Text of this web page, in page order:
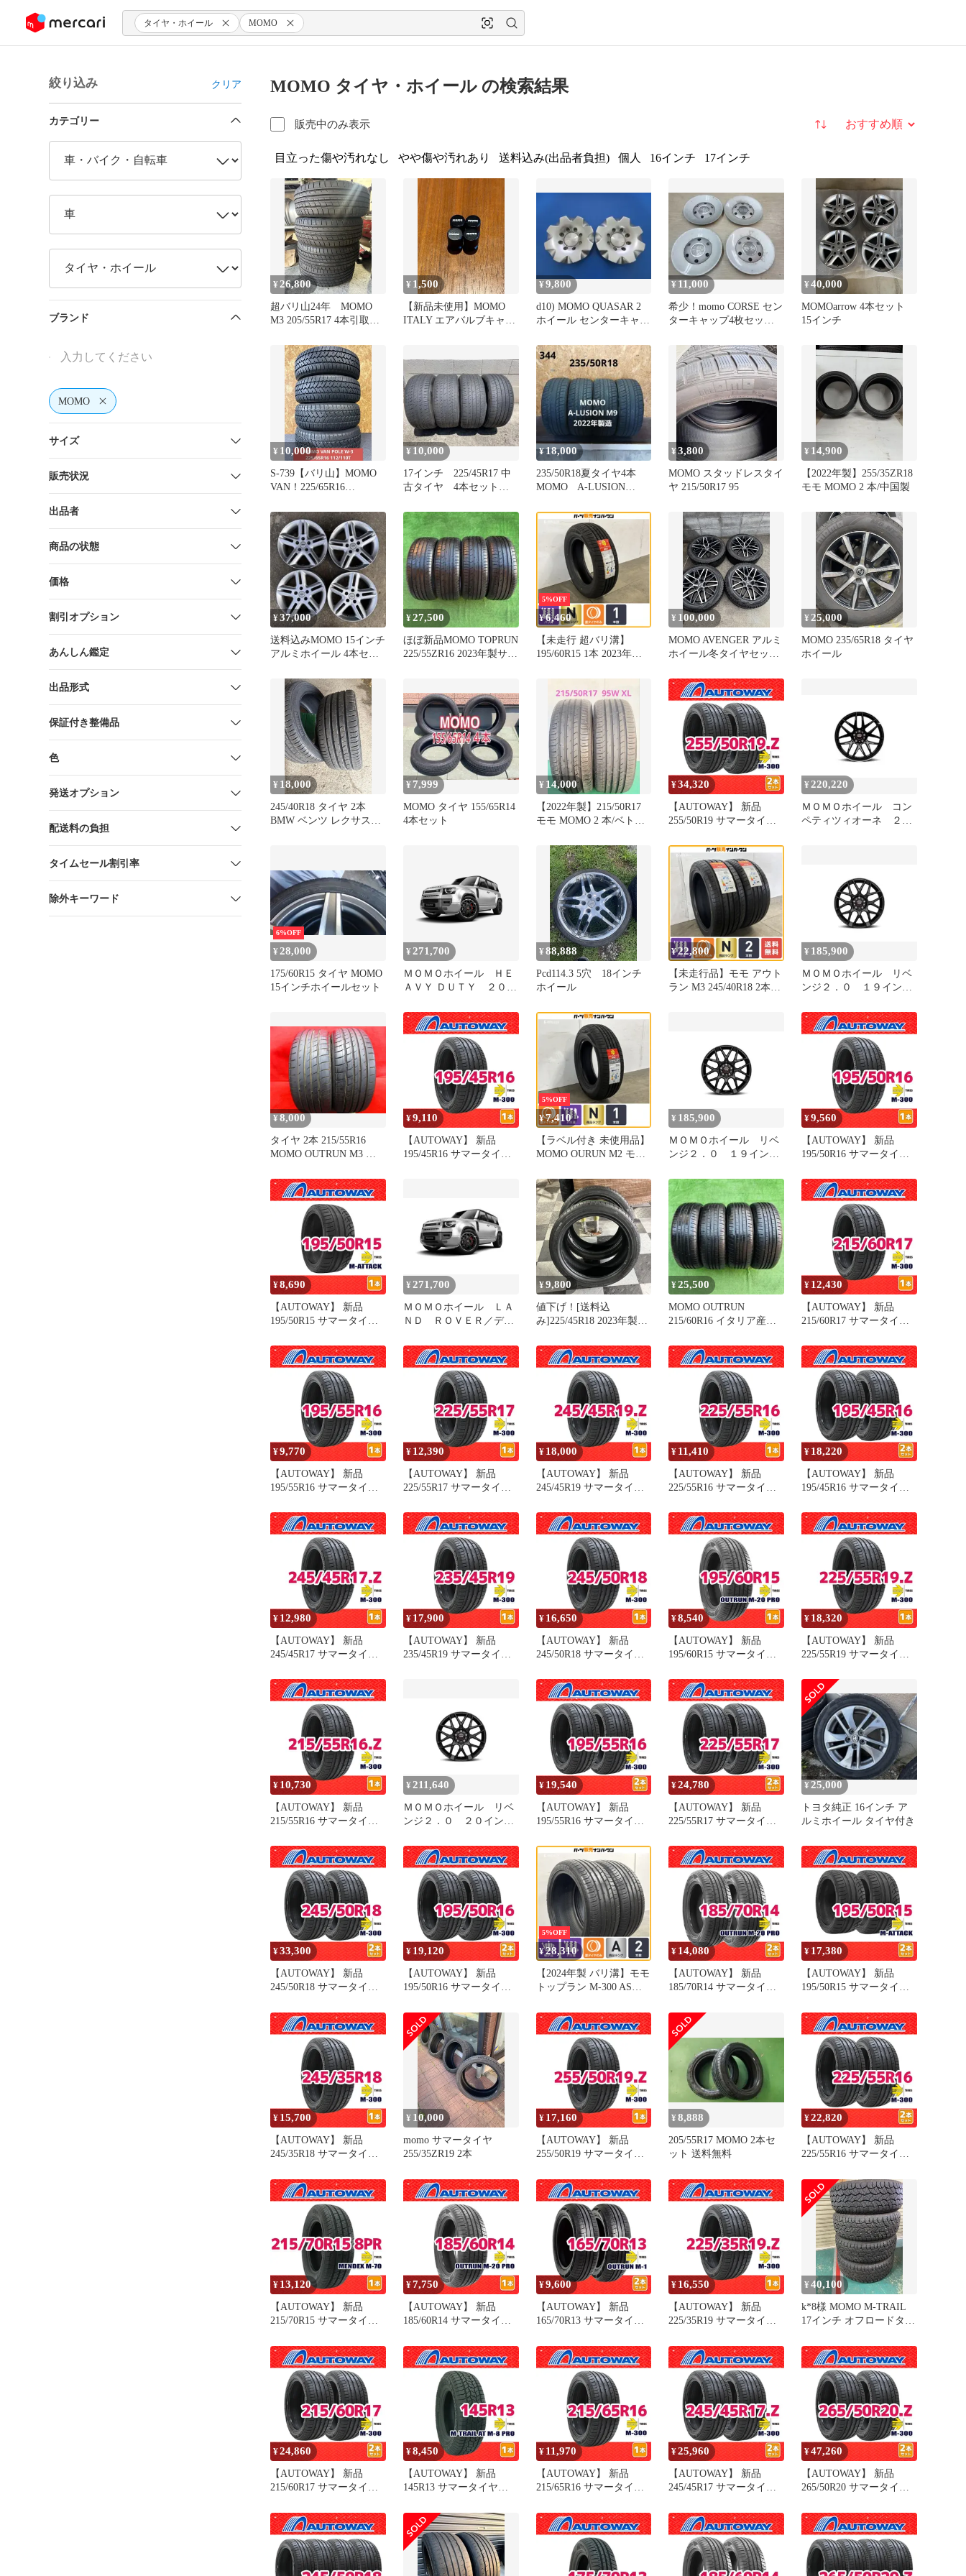
ツにスキップ タイヤ・ホイール MOMO
絞り込み クリア
カテゴリー
ブランド
MOMO
サイズ
販売状況
出品者
商品の状態
価格
割引オプション
あんしん鑑定
出品形式
保証付き整備品
色
発送オプション
配送料の負担
タイムセール割引率
除外キーワード
MOMO タイヤ・ホイール の検索結果
販売中のみ表示 並び替え
目立った傷や汚れなし やや傷や汚れあり 送料込み(出品者負担) 個人 16インチ 17インチ
¥ 26,800
超バリ山24年 MOMO
M3 205/55R17 4本引取交
¥ 1,500
【新品未使用】MOMO
ITALY エアバルブキャッ
¥9,800
d10) MOMO QUASAR 2
ホイール センターキャッ
¥ 11,000
希少！momo CORSE セン
ターキャップ4枚セッ
¥40,000
MOMOarrow 4本セット
15インチ
¥ 10,000
S-739【バリ山】MOMO
VAN！225/65R16
¥ 10,000
17インチ 225/45R17 中
古タイヤ 4本セット
¥18,000
235/50R18夏タイヤ4本
MOMO A-LUSION
¥3,800
MOMO スタッドレスタイ
ヤ 215/50R17 95
¥ 14,900
【2022年製】255/35ZR18
モモ MOMO 2 本/中国製
¥37,000
送料込みMOMO 15インチ
アルミホイール 4本セッ
¥27,500
ほぼ新品MOMO TOPRUN
225/55ZR16 2023年製サマ
5%OFF
¥6,460
【未走行 超バリ溝】
195/60R15 1本 2023年製
ウィッシュ C25 C26 C27
セレナ E13 ノート フロ
ンクス プジョー 2008
¥ 100,000
MOMO AVENGER アルミ
ホイール冬タイヤセット
¥ 25,000
MOMO 235/65R18 タイヤ
ホイール
¥ 18,000
245/40R18 タイヤ 2本
BMW ベンツ レクサスク
¥ 7,999
MOMO タイヤ 155/65R14
4本セット
¥ 14,000
【2022年製】215/50R17
モモ MOMO 2 本/ベトナ
¥34,320
【AUTOWAY】 新品
255/50R19 サマータイヤ
ンチ 2本セット 夏タイヤ
オートウェイ
¥ 220,220
ＭＯＭＯホイール コン
ペティツィオーネ ２０
6%OFF
¥ 28,000
175/60R15 タイヤ MOMO
15インチホイールセット
¥ 271,700
ＭＯＭＯホイール ＨＥ
ＡＶＹ ＤＵＴＹ ２０イ
¥88,888
Pcd114.3 5穴 18インチ
ホイール
¥22,800
【未走行品】モモ アウト
ラン M3 245/40R18 2本セ
¥ 185,900
ＭＯＭＯホイール リベ
ンジ２．０ １９イン
¥8,000
タイヤ 2本 215/55R16
MOMO OUTRUN M3 溝
¥9,110
【AUTOWAY】 新品
195/45R16 サマータイヤ
5%OFF
¥7,410
【ラベル付き 未使用品】
MOMO OURUN M2 モモ
本 アルファード ヴェル
ファイア エクストレイル
CX-30 コンパス
¥ 185,900
ＭＯＭＯホイール リベ
ンジ２．０ １９イン
¥9,560
【AUTOWAY】 新品
195/50R16 サマータイヤ
ンチ １本売り 夏タイヤ
オートウェイ
¥8,690
【AUTOWAY】 新品
195/50R15 サマータイヤ
15インチ １本売り 夏タ
イヤ オートウェイ
¥ 271,700
ＭＯＭＯホイール ＬＡ
ＮＤ ＲＯＶＥＲ／ディ
チ ４本
¥9,800
値下げ！[送料込
み]225/45R18 2023年製
AS SPORT モモ トップラ
ン M300 AS スポーツ 中
古タイヤ2本セット
¥25,500
MOMO OUTRUN
215/60R16 イタリア産
¥ 12,430
【AUTOWAY】 新品
215/60R17 サマータイヤ
ンチ １本売り 夏タイヤ
オートウェイ
¥9,770
【AUTOWAY】 新品
195/55R16 サマータイヤ
ンチ １本売り 夏タイヤ
オートウェイ
¥ 12,390
【AUTOWAY】 新品
225/55R17 サマータイヤ
ンチ １本売り 夏タイヤ
オートウェイ
¥ 18,000
【AUTOWAY】 新品
245/45R19 サマータイヤ
ンチ １本売り 夏タイヤ
オートウェイ
¥ 11,410
【AUTOWAY】 新品
225/55R16 サマータイヤ
ンチ １本売り 夏タイヤ
オートウェイ
¥ 18,220
【AUTOWAY】 新品
195/45R16 サマータイヤ
ンチ 2本セット 夏タイヤ
オートウェイ
¥ 12,980
【AUTOWAY】 新品
245/45R17 サマータイヤ
ンチ １本売り 夏タイヤ
オートウェイ
¥ 17,900
【AUTOWAY】 新品
235/45R19 サマータイヤ
¥ 16,650
【AUTOWAY】 新品
245/50R18 サマータイヤ
ンチ １本売り 夏タイヤ
オートウェイ
¥8,540
【AUTOWAY】 新品
195/60R15 サマータイヤ
20 PRO 15インチ １本売
り 夏タイヤ オートウェ
¥ 18,320
【AUTOWAY】 新品
225/55R19 サマータイヤ
ンチ １本売り 夏タイヤ
オートウェイ
¥ 10,730
【AUTOWAY】 新品
215/55R16 サマータイヤ
ンチ １本売り 夏タイヤ
オートウェイ
¥ 211,640
ＭＯＭＯホイール リベ
ンジ２．０ ２０イン
¥ 19,540
【AUTOWAY】 新品
195/55R16 サマータイヤ
ンチ 2本セット 夏タイヤ
オートウェイ
¥24,780
【AUTOWAY】 新品
225/55R17 サマータイヤ
ンチ 2本セット 夏タイヤ
オートウェイ
¥ 25,000
トヨタ純正 16インチ ア
ルミホイール タイヤ付き
¥33,300
【AUTOWAY】 新品
245/50R18 サマータイヤ
ンチ 2本セット 夏タイヤ
オートウェイ
¥ 19,120
【AUTOWAY】 新品
195/50R16 サマータイヤ
ンチ 2本セット 夏タイヤ
オートウェイ
5%OFF
¥28,310
【2024年製 バリ溝】モモ
トップラン M-300 AS
クサス NX ハリアー アル
ファード ヴェルファイア
インチアップ用
¥ 14,080
【AUTOWAY】 新品
185/70R14 サマータイヤ
20 PRO 14インチ 2本セッ
ト 夏タイヤ オートウェ
イ
¥ 17,380
【AUTOWAY】 新品
195/50R15 サマータイヤ
15インチ 2本セット 夏タ
イヤ オートウェイ
¥ 15,700
【AUTOWAY】 新品
245/35R18 サマータイヤ
ンチ １本売り 夏タイヤ
オートウェイ
¥ 10,000
momo サマータイヤ
255/35ZR19 2本
¥ 17,160
【AUTOWAY】 新品
255/50R19 サマータイヤ
ンチ １本売り 夏タイヤ
オートウェイ
¥8,888
205/55R17 MOMO 2本セ
ット 送料無料
¥22,820
【AUTOWAY】 新品
225/55R16 サマータイヤ
ンチ 2本セット 夏タイヤ
オートウェイ
¥ 13,120
【AUTOWAY】 新品
215/70R15 サマータイヤ
M-70 15インチ １本売り
夏タイヤ オートウェイ
¥7,750
【AUTOWAY】 新品
185/60R14 サマータイヤ
20 PRO 14インチ １本売
り 夏タイヤ オートウェ
¥9,600
【AUTOWAY】 新品
165/70R13 サマータイヤ
1 13インチ 2本セット 夏
タイヤ オートウェイ
¥ 16,550
【AUTOWAY】 新品
225/35R19 サマータイヤ
ンチ １本売り 夏タイヤ
オートウェイ
¥40,100
k*8様 MOMO M-TRAIL
17インチ オフロードタイ
¥24,860
【AUTOWAY】 新品
215/60R17 サマータイヤ
ンチ 2本セット 夏タイヤ
オートウェイ
¥8,450
【AUTOWAY】 新品
145R13 サマータイヤ
M-8 PRO 13インチ １本
売り 夏タイヤ オートウ
ェイ
¥ 11,970
【AUTOWAY】 新品
215/65R16 サマータイヤ
ンチ １本売り 夏タイヤ
オートウェイ
¥25,960
【AUTOWAY】 新品
245/45R17 サマータイヤ
ンチ 2本セット 夏タイヤ
オートウェイ
¥47,260
【AUTOWAY】 新品
265/50R20 サマータイヤ
ンチ 2本セット 夏タイヤ
オートウェイ